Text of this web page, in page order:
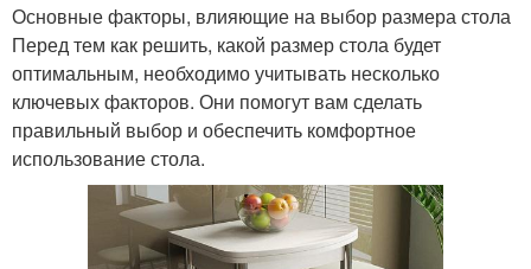
Основные факторы, влияющие на выбор размера стола
Перед тем как решить, какой размер стола будет
оптимальным, необходимо учитывать несколько
ключевых факторов. Они помогут вам сделать
правильный выбор и обеспечить комфортное
использование стола.